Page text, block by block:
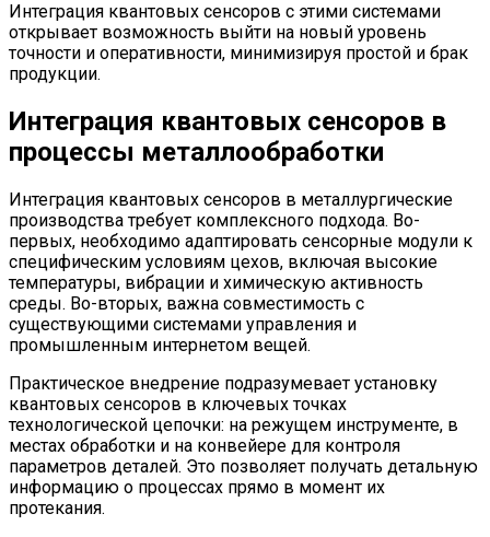
Интеграция квантовых сенсоров с этими системами
открывает возможность выйти на новый уровень
точности и оперативности, минимизируя простой и брак
продукции.
Интеграция квантовых сенсоров в
процессы металлообработки
Интеграция квантовых сенсоров в металлургические
производства требует комплексного подхода. Во-
первых, необходимо адаптировать сенсорные модули к
специфическим условиям цехов, включая высокие
температуры, вибрации и химическую активность
среды. Во-вторых, важна совместимость с
существующими системами управления и
промышленным интернетом вещей.
Практическое внедрение подразумевает установку
квантовых сенсоров в ключевых точках
технологической цепочки: на режущем инструменте, в
местах обработки и на конвейере для контроля
параметров деталей. Это позволяет получать детальную
информацию о процессах прямо в момент их
протекания.